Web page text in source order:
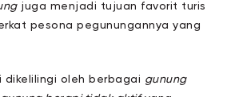
juga menjadi tujuan favorit turis
pesona pegunungannya yang
dikelilingi oleh berbagai gunung